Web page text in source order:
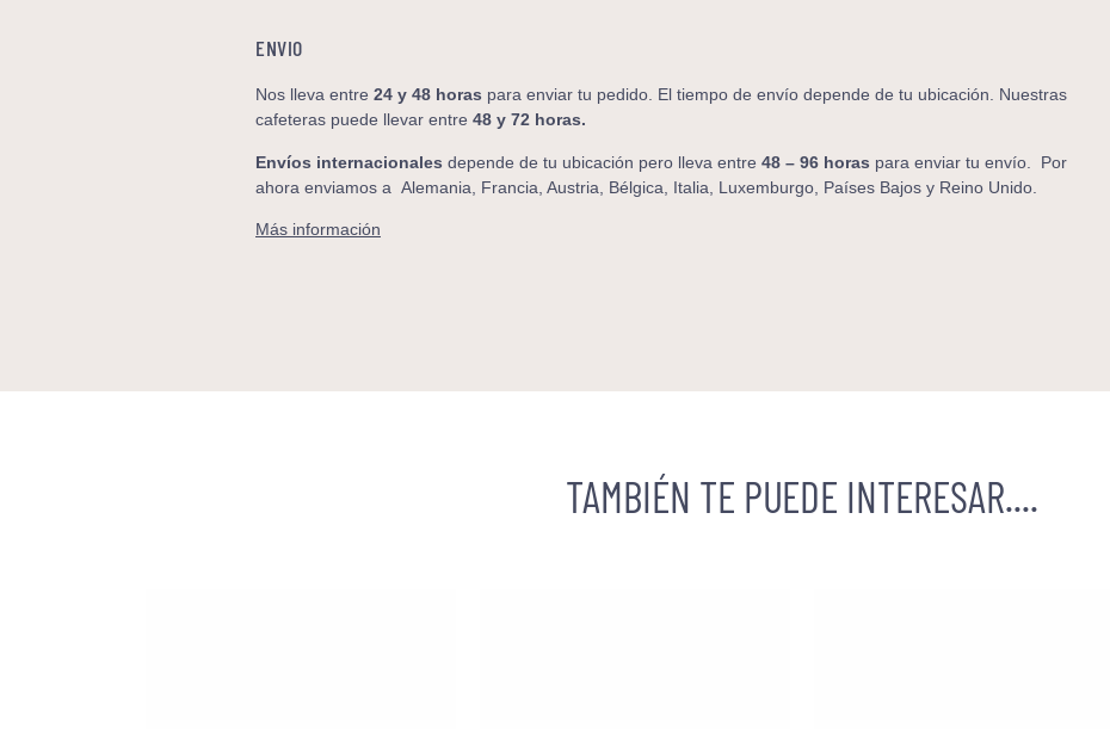
ENVIO
Nos lleva entre 24 y 48 horas para enviar tu pedido. El tiempo de envío depende de tu ubicación. Nuestras
cafeteras puede llevar entre 48 y 72 horas.
Envíos internacionales depende de tu ubicación pero lleva entre 48 – 96 horas para enviar tu envío. Por
ahora enviamos a Alemania, Francia, Austria, Bélgica, Italia, Luxemburgo, Países Bajos y Reino Unido.
Más información
TAMBIÉN TE PUEDE INTERESAR....